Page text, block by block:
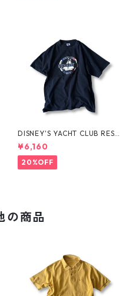
DISNEY'S YACHT CLUB RESO
RT Tee
¥6,160
20%OFF
の商品